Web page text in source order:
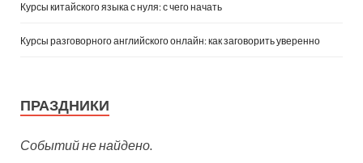
Курсы китайского языка с нуля: с чего начать
Курсы разговорного английского онлайн: как заговорить уверенно
ПРАЗДНИКИ
Событий не найдено.